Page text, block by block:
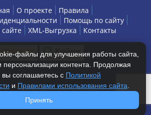
О проекте
Правила
Помощь по сайту
XML-Выгрузка Контакты
2026 БизнесАренда - коммерческая
г. Москва. Все права защищены.
файлы для улучшения работы сайта,
персонализации контента. Продолжая
вы соглашаетесь с Политикой
и Правилами использования сайта
Принять